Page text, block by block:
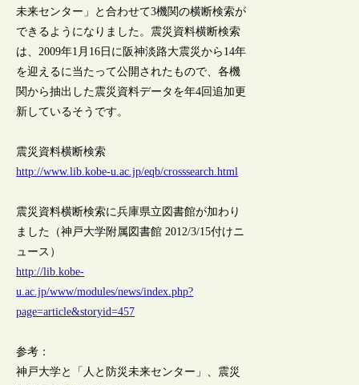
未来センター」と合わせて3機関の横断検索が
できるようになりました。震災資料横断検索
は、2009年1月16日に阪神淡路大震災から14年
を迎えるに当たって公開されたもので、各機
関から抽出した震災資料データを年4回追加更
新しているそうです。
震災資料横断検索
http://www.lib.kobe-u.ac.jp/eqb/crosssearch.html
震災資料横断検索に兵庫県立図書館が加わり
ました（神戸大学附属図書館 2012/3/15付けニ
ュース）
http://lib.kobe-
u.ac.jp/www/modules/news/index.php?
page=article&storyid=457
参考：
神戸大学と「人と防災未来センター」、震災